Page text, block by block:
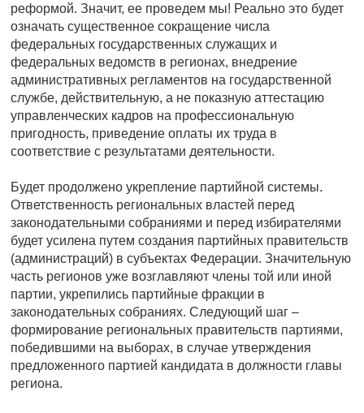
реформой. Значит, ее проведем мы! Реально это будет
означать существенное сокращение числа
федеральных государственных служащих и
федеральных ведомств в регионах, внедрение
административных регламентов на государственной
службе, действительную, а не показную аттестацию
управленческих кадров на профессиональную
пригодность, приведение оплаты их труда в
соответствие с результатами деятельности.
Будет продолжено укрепление партийной системы.
Ответственность региональных властей перед
законодательными собраниями и перед избирателями
будет усилена путем создания партийных правительств
(администраций) в субъектах Федерации. Значительную
часть регионов уже возглавляют члены той или иной
партии, укрепились партийные фракции в
законодательных собраниях. Следующий шаг –
формирование региональных правительств партиями,
победившими на выборах, в случае утверждения
предложенного партией кандидата в должности главы
региона.